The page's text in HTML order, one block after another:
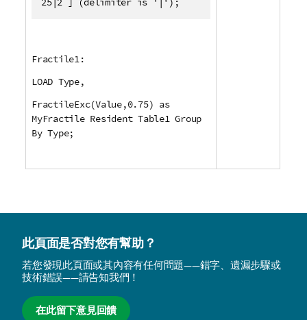
Fractile1:
LOAD Type,
FractileExc(Value,0.75) as
MyFractile Resident Table1 Group
By Type;
此頁面是否對您有幫助？
若您發現此頁面或其內容有任何問題——錯字、遺漏步驟或
技術錯誤——請告知我們！
在此留下意見回饋